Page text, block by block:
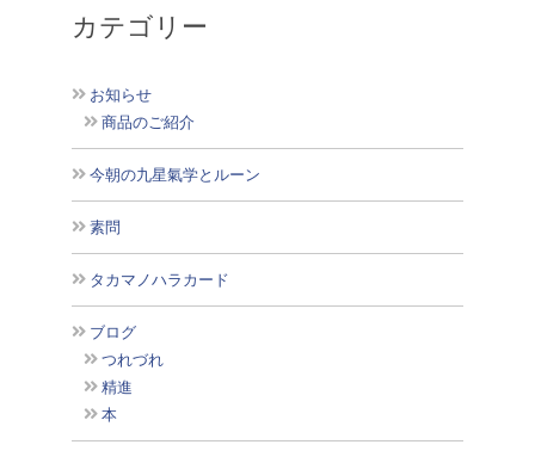
カテゴリー
お知らせ
商品のご紹介
今朝の九星氣学とルーン
素問
タカマノハラカード
ブログ
つれづれ
精進
本